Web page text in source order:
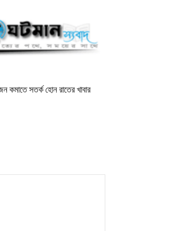
কমাতে সতর্ক হোন রাতের খাবার